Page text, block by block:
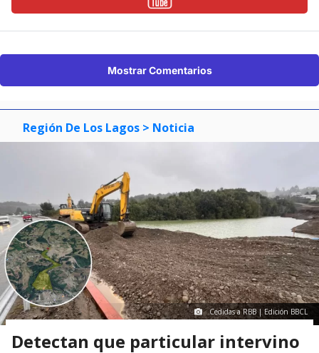
Mostrar Comentarios
Región De Los Lagos > Noticia
Cedidas a RBB | Edición BBCL
Detectan que particular intervino